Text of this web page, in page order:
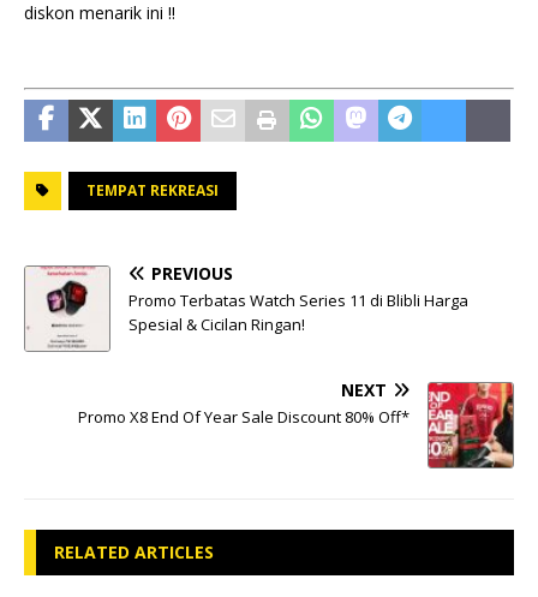
diskon menarik ini !!
TEMPAT REKREASI
PREVIOUS
Promo Terbatas Watch Series 11 di Blibli Harga
Spesial & Cicilan Ringan!
NEXT
Promo X8 End Of Year Sale Discount 80% Off*
RELATED ARTICLES